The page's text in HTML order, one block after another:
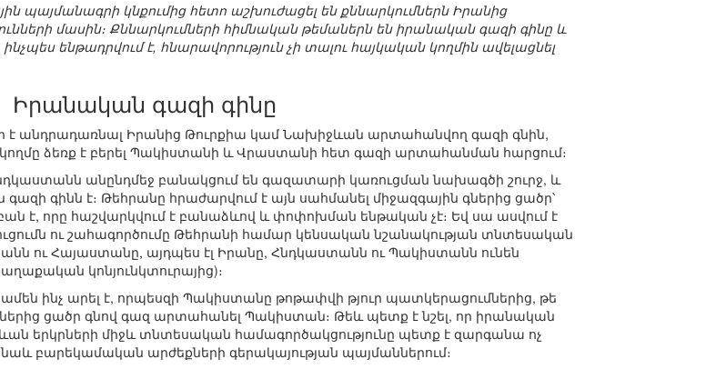
պայմանագրի կնքումից հետո աշխուժացել են քննարկումներն Իրանից
մասին։ Քննարկումների հիմնական թեմաներն են իրանական գազի գինը և
ենթադրվում է, հնարավորություն չի տալու հայկական կողմին ավելացնել
Իրանական գազի գինը
է անդրադառնալ Իրանից Թուրքիա կամ Նախիջևան արտահանվող գազի գնին,
ձեռք է բերել Պակիստանի և Վրաստանի հետ գազի արտահանման հարցում։
անընդմեջ բանակցում են գազատարի կառուցման նախագծի շուրջ, և
գինն է։ Թեհրանը հրաժարվում է այն սահմանել միջազգային գներից ցածր՝
է, որը հաշվարկվում է բանաձևով և փոփոխման ենթական չէ։ Եվ սա ասվում է
ու շահագործումը Թեհրանի համար կենսական նշանակության տնտեսական
ու Հայաստանը, այդպես էլ Իրանը, Հնդկաստանն ու Պակիստանն ունեն
կոնյունկտուրայից)։
ինչ արել է, որպեսզի Պակիստանը թոթափվի թյուր պատկերացումներից, թե
ցածր գնով գազ արտահանել Պակիստան։ Թեև պետք է նշել, որ իրանական
երկրների միջև տնտեսական համագործակցությունը պետք է զարգանա ոչ
բարեկամական արժեքների գերակայության պայմաններում։